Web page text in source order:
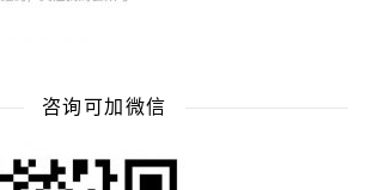
咨询可加微信